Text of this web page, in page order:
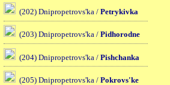
(202) Dnipropetrovs'ka / Petrykivka
(203) Dnipropetrovs'ka / Pidhorodne
(204) Dnipropetrovs'ka / Pishchanka
(205) Dnipropetrovs'ka / Pokrovs'ke